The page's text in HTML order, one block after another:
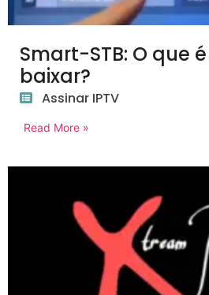
Smart-STB: O que
baixar?
Assinar IPTV
Read More »